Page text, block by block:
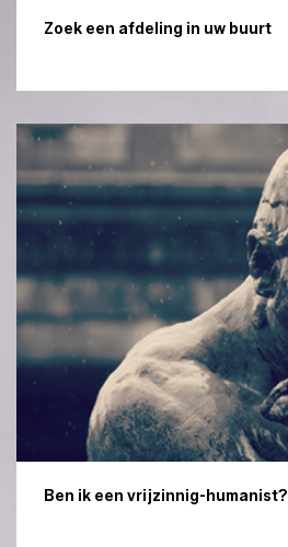
Zoek een afdeling in uw buurt
Ben ik een vrijzinnig-humanist?